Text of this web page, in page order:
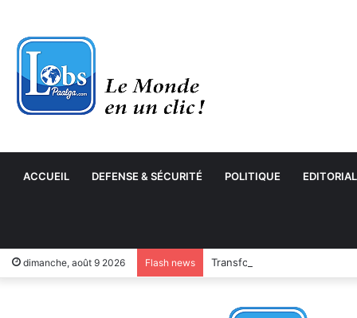
ACCUEIL DEFENSE & SÉCURITÉ POLITIQUE EDITORIAL
dimanche, août 9 2026 Flash news Transformation numérique :